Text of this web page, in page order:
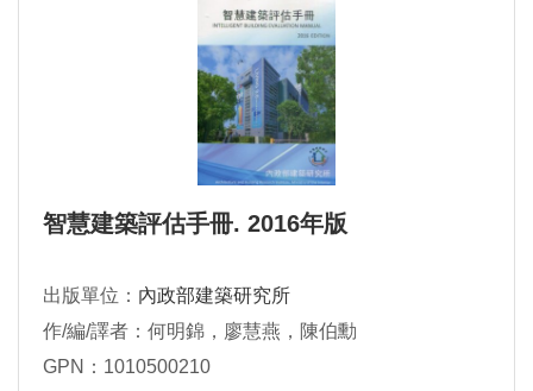
智慧建築評估手冊. 2016年版
出版單位： 內政部建築研究所
作/編/譯者：何明錦，廖慧燕，陳伯勳
GPN：1010500210